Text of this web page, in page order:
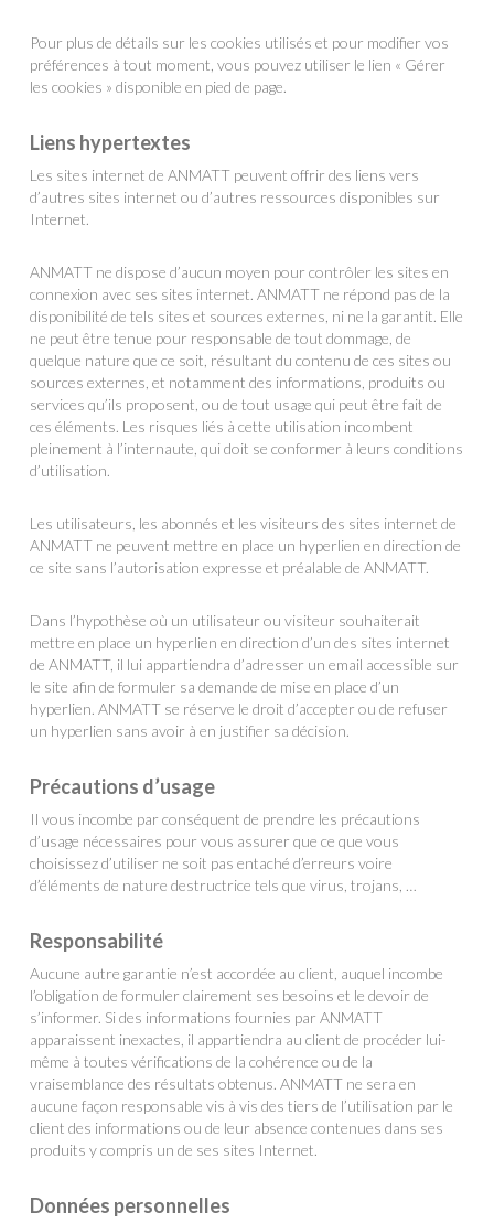
Pour plus de détails sur les cookies utilisés et pour modifier vos
préférences à tout moment, vous pouvez utiliser le lien « Gérer
les cookies » disponible en pied de page.
Liens hypertextes
Les sites internet de ANMATT peuvent offrir des liens vers
d’autres sites internet ou d’autres ressources disponibles sur
Internet.
ANMATT ne dispose d’aucun moyen pour contrôler les sites en
connexion avec ses sites internet. ANMATT ne répond pas de la
disponibilité de tels sites et sources externes, ni ne la garantit. Elle
ne peut être tenue pour responsable de tout dommage, de
quelque nature que ce soit, résultant du contenu de ces sites ou
sources externes, et notamment des informations, produits ou
services qu’ils proposent, ou de tout usage qui peut être fait de
ces éléments. Les risques liés à cette utilisation incombent
pleinement à l’internaute, qui doit se conformer à leurs conditions
d’utilisation.
Les utilisateurs, les abonnés et les visiteurs des sites internet de
ANMATT ne peuvent mettre en place un hyperlien en direction de
ce site sans l’autorisation expresse et préalable de ANMATT.
Dans l’hypothèse où un utilisateur ou visiteur souhaiterait
mettre en place un hyperlien en direction d’un des sites internet
de ANMATT, il lui appartiendra d’adresser un email accessible sur
le site afin de formuler sa demande de mise en place d’un
hyperlien. ANMATT se réserve le droit d’accepter ou de refuser
un hyperlien sans avoir à en justifier sa décision.
Précautions d’usage
Il vous incombe par conséquent de prendre les précautions
d’usage nécessaires pour vous assurer que ce que vous
choisissez d’utiliser ne soit pas entaché d’erreurs voire
d’éléments de nature destructrice tels que virus, trojans, …
Responsabilité
Aucune autre garantie n’est accordée au client, auquel incombe
l’obligation de formuler clairement ses besoins et le devoir de
s’informer. Si des informations fournies par ANMATT
apparaissent inexactes, il appartiendra au client de procéder lui-
même à toutes vérifications de la cohérence ou de la
vraisemblance des résultats obtenus. ANMATT ne sera en
aucune façon responsable vis à vis des tiers de l’utilisation par le
client des informations ou de leur absence contenues dans ses
produits y compris un de ses sites Internet.
Données personnelles